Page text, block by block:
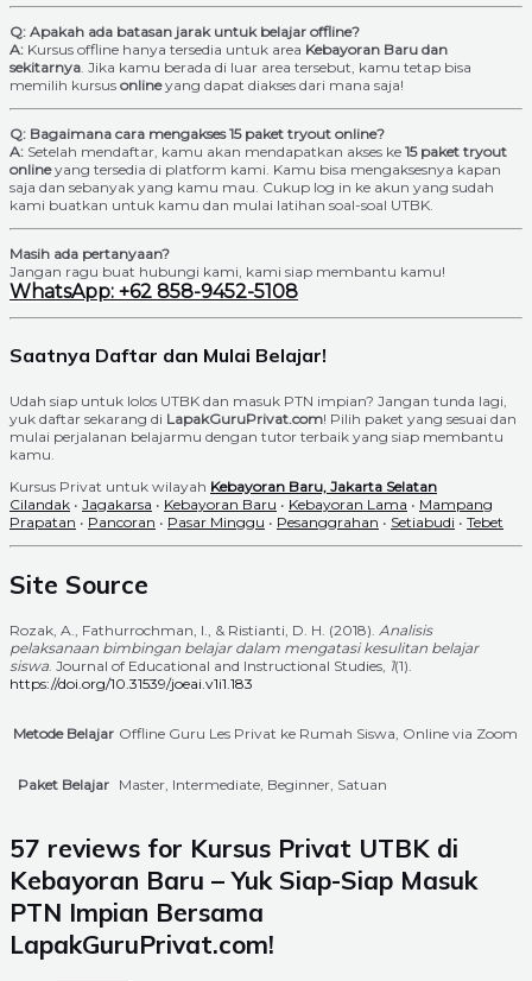
Q: Apakah ada batasan jarak untuk belajar offline?
A: Kursus offline hanya tersedia untuk area Kebayoran Baru dan
sekitarnya . Jika kamu berada di luar area tersebut, kamu tetap bisa
memilih kursus onlineyang dapat diakses dari mana saja!
Q: Bagaimana cara mengakses 15 paket tryout online?
A: Setelah mendaftar, kamu akan mendapatkan akses ke 15 paket tryout
onlineyang tersedia di platform kami. Kamu bisa mengaksesnya kapan
saja dan sebanyak yang kamu mau. Cukup log in ke akun yang sudah
kami buatkan untuk kamu dan mulai latihan soal-soal UTBK.
Masih ada pertanyaan?
Jangan ragu buat hubungi kami, kami siap membantu kamu!
WhatsApp: +62 858-9452-5108
Saatnya Daftar dan Mulai Belajar!
Udah siap untuk lolos UTBK dan masuk PTN impian? Jangan tunda lagi,
yuk daftar sekarang di LapakGuruPrivat.com! Pilih paket yang sesuai dan
mulai perjalanan belajarmu dengan tutor terbaik yang siap membantu
kamu.
Kursus Privat untuk wilayah Kebayoran Baru, Jakarta Selatan
Cilandak • Jagakarsa • Kebayoran Baru • Kebayoran Lama • Mampang
Prapatan • Pancoran • Pasar Minggu • Pesanggrahan • Setiabudi • Tebet
Site Source
Rozak, A., Fathurrochman, I., & Ristianti, D. H. (2018). Analisis
pelaksanaan bimbingan belajar dalam mengatasi kesulitan belajar
siswa. Journal of Educational and Instructional Studies, 1(1).
https://doi.org/10.31539/joeai.v1i1.183
Metode Belajar Offline Guru Les Privat ke Rumah Siswa, Online via Zoom
Paket Belajar Master, Intermediate, Beginner, Satuan
57 reviews for Kursus Privat UTBK di
Kebayoran Baru – Yuk Siap-Siap Masuk
PTN Impian Bersama
LapakGuruPrivat.com!